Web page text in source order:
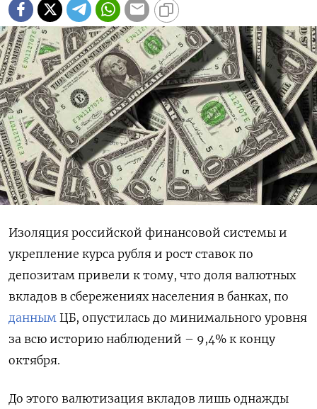
Изоляция российской финансовой системы и
укрепление курса рубля и рост ставок по
депозитам привели к тому, что доля валютных
вкладов в сбережениях населения в банках, по
данным ЦБ, опустилась до минимального уровня
за всю историю наблюдений – 9,4% к концу
октября.
До этого валютизация вкладов лишь однажды